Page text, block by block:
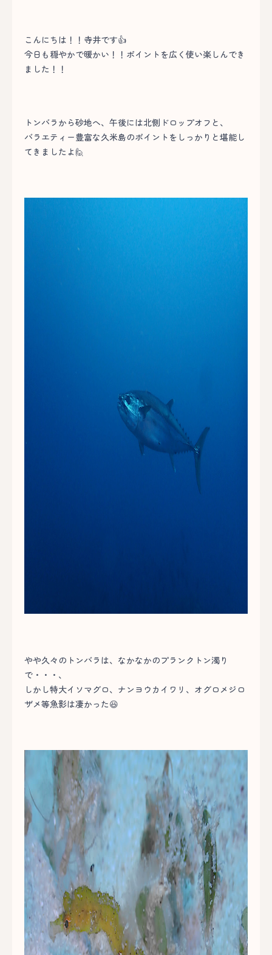
こんにちは！！寺井です👍
今日も穏やかで暖かい！！ポイントを広く使い楽しんでき
ました！！
トンバラから砂地へ、午後には北側ドロップオフと、
バラエティー豊富な久米島のポイントをしっかりと堪能し
てきましたよ🙋
やや久々のトンバラは、なかなかのプランクトン濁り
で・・・、
しかし特大イソマグロ、ナンヨウカイワリ、オグロメジロ
ザメ等魚影は凄かった😆